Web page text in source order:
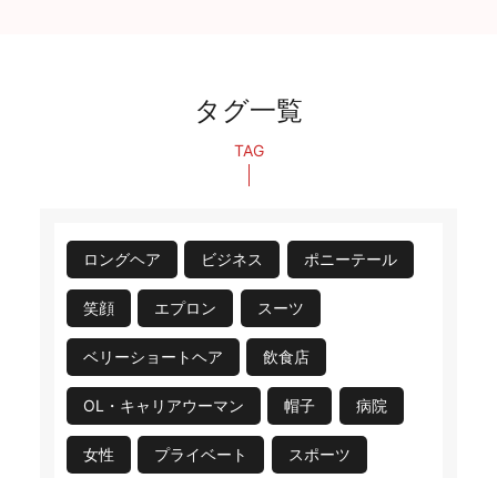
タグ一覧
TAG
ロングヘア ビジネス ポニーテール
笑顔 エプロン スーツ
ベリーショートヘア 飲食店
OL・キャリアウーマン 帽子 病院
女性 プライベート スポーツ